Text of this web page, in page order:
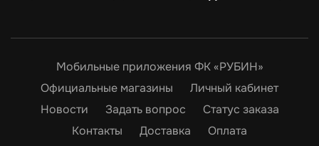
Мобильные приложения ФК «РУБИН»
Официальные магазины
Личный кабинет
Новости
Задать вопрос
Статус заказа
Контакты
Доставка
Оплата